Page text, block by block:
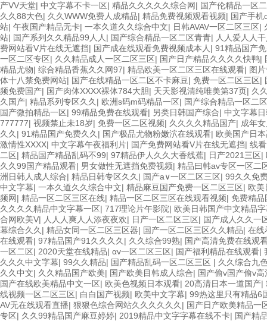
产VV天堂| 中文字幕不卡一区| 精品久久久久久综合网| 国产伦精品一区
久久88大色| 久久WWW免费人成精品| 精品免费视频观看视频| 国产手机
站| 午夜国产精品无卡| 一本久道久久综合中文| 日韩AVAV一区二区三区|
站| 国产系列久久精品99人人 | 国产综合精品一区二区青青| 人人爱人人
费网站看V片在线无遮挡| 国产成在线观看免费视频成本人 | 91精品国产
一区二区专区| 久久精品成人一区二区三区| 国产日产精品久久久久快鸭|
精品尤物| 综合精品香蕉久久网97| 精品欧美一区二区三区在线观看| 图
体十八禁免费网站| 国产在线精品一区二区不卡麻豆| 免费一区二区三区|
频免费国产| 国产肉体XXXX裸体784大胆| 天天影视清纯唯美第37页| 久
久国产| 精品系列专区久久 | 欧洲s码m码精品一区| 国产综合精品一区二
国产微拍精品一区| 99精品免费在线观看| 另类日韩国产综合| 中文字幕
777777| 视频禁止未18岁| 免费一区二区视频| 久久久久精品国产| 成年
久久 | 91精品国产免费久久 | 国产极品尤物粉嫩泬在线观看| 欧美国产日
激情性XXXX| 中文字幕午夜福利片| 国产免费网站看V片在线无遮挡| 线
二区| 精品国产精品乱码不99| 97精品伊人久久大香线蕉| 日产2021三区|
久久99国产精品观看| 男女做性无遮挡免费视频| 精品曰韩av专区一区二
洲日韩人成人综合| 精品日韩专区久久 | 国产a∨一区二区三区| 99久久免
中文字幕| 一本久道久久综合中文| 精品麻豆国产免费一区二区三区| 欧美
频网| 精品一区二区三区在线| 精品一区二区三区在线观看视频| 免费精品
久久久久精品中文字幕一区| 717理论片午影院| 欧美日韩国产中文精品
合网欧美V| 人人人爽人人添夜夜欢| 日产一区二区三区| 国产成人久久一
幕综合久久 | 精品女同一区二区三区器| 国产一区二区三区久久精品| 在线
在线观看| 97精品国产91久久久久 | 久久综合99熟| 国产高清免费在线观
一区二区| 2020天堂在线精品| αv一区二区三区| 国产福利精品在线观看|
久久久中文字幕| 99久久精品| 国产精品乱码一区二区三区 | 久久综合九
久久中文| 久久精品国产欧美| 国产欧美目韩成人综合| 国产偷v国产偷v高
国产在线欧美精品中文一区| 欧美色视频日本观看| 20高清日本一道国产|
线视频一区二区三区| 白白国产视频| 欧美中文字幕| 99热这里只有精品6
AV无在线观看直播| 狠狠色综合网站久久久久久久 | 国产日产欧美精品一
专区| 久久99精品国产麻豆婷婷| 2019精品中文字字幕在线不卡| 国产精